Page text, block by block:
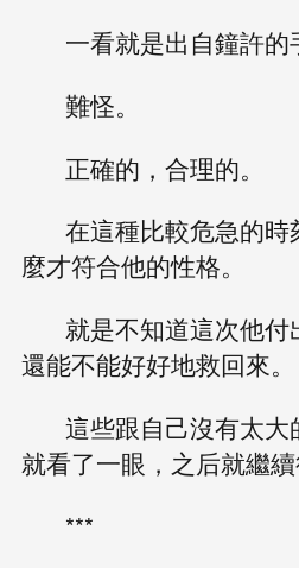
一看就是出自鐘許的
難怪。
正確的，合理的。
在這種比較危急的
麼才符合他的性格。
就是不知道這次他付
還能不能好好地救回來。
這些跟自己沒有太
就看了一眼，之后就繼續
***